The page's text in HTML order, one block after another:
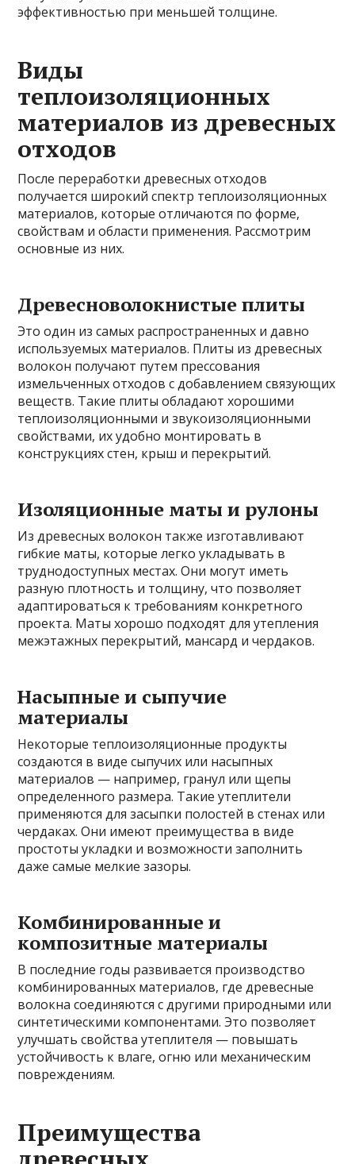
эффективностью при меньшей толщине.
Виды
теплоизоляционных
материалов из древесных
отходов
После переработки древесных отходов
получается широкий спектр теплоизоляционных
материалов, которые отличаются по форме,
свойствам и области применения. Рассмотрим
основные из них.
Древесноволокнистые плиты
Это один из самых распространенных и давно
используемых материалов. Плиты из древесных
волокон получают путем прессования
измельченных отходов с добавлением связующих
веществ. Такие плиты обладают хорошими
теплоизоляционными и звукоизоляционными
свойствами, их удобно монтировать в
конструкциях стен, крыш и перекрытий.
Изоляционные маты и рулоны
Из древесных волокон также изготавливают
гибкие маты, которые легко укладывать в
труднодоступных местах. Они могут иметь
разную плотность и толщину, что позволяет
адаптироваться к требованиям конкретного
проекта. Маты хорошо подходят для утепления
межэтажных перекрытий, мансард и чердаков.
Насыпные и сыпучие
материалы
Некоторые теплоизоляционные продукты
создаются в виде сыпучих или насыпных
материалов — например, гранул или щепы
определенного размера. Такие утеплители
применяются для засыпки полостей в стенах или
чердаках. Они имеют преимущества в виде
простоты укладки и возможности заполнить
даже самые мелкие зазоры.
Комбинированные и
композитные материалы
В последние годы развивается производство
комбинированных материалов, где древесные
волокна соединяются с другими природными или
синтетическими компонентами. Это позволяет
улучшать свойства утеплителя — повышать
устойчивость к влаге, огню или механическим
повреждениям.
Преимущества